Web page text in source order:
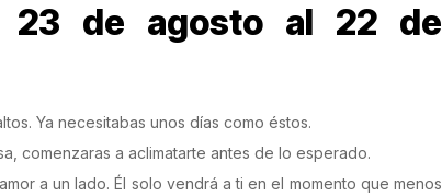
23 de agosto al 22 de
Ya necesitabas unos días como éstos.
comenzaras a aclimatarte antes de lo esperado.
a un lado. Él solo vendrá a ti en el momento que menos